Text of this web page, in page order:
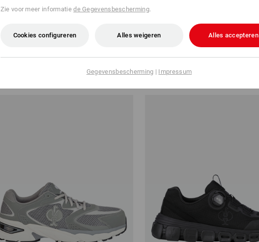
O2 Werkschoenen e.s. Minkar II
v.a. € 102,73
Zie voor meer informatiede Gegevensbescherming.
Cookies configureren Alles weigeren Alles accepteren
Gegevensbescherming | Impressum